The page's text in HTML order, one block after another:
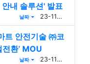
내 솔루션' 발표
날짜 23-11-22
트 안전기술 ㈜코
환’ MOU
날짜 23-11-01